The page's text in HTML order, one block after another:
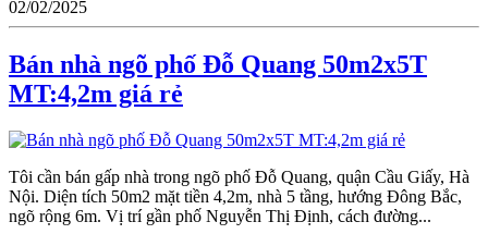
02/02/2025
Bán nhà ngõ phố Đỗ Quang 50m2x5T
MT:4,2m giá rẻ
Tôi cần bán gấp nhà trong ngõ phố Đỗ Quang, quận Cầu Giấy, Hà
Nội. Diện tích 50m2 mặt tiền 4,2m, nhà 5 tầng, hướng Đông Bắc,
ngõ rộng 6m. Vị trí gần phố Nguyễn Thị Định, cách đường...